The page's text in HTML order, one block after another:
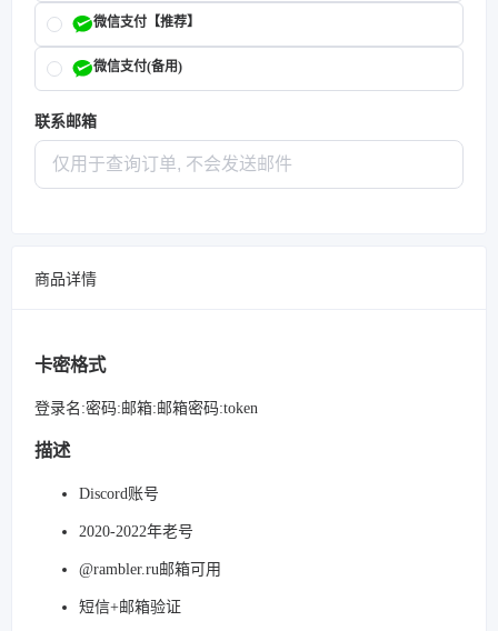
微信支付【推荐】
微信支付(备用)
联系邮箱
商品详情
卡密格式
登录名:密码:邮箱:邮箱密码:token
描述
Discord账号
2020-2022年老号
@rambler.ru邮箱可用
短信+邮箱验证